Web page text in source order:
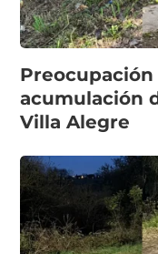
acumulación
Villa Alegre